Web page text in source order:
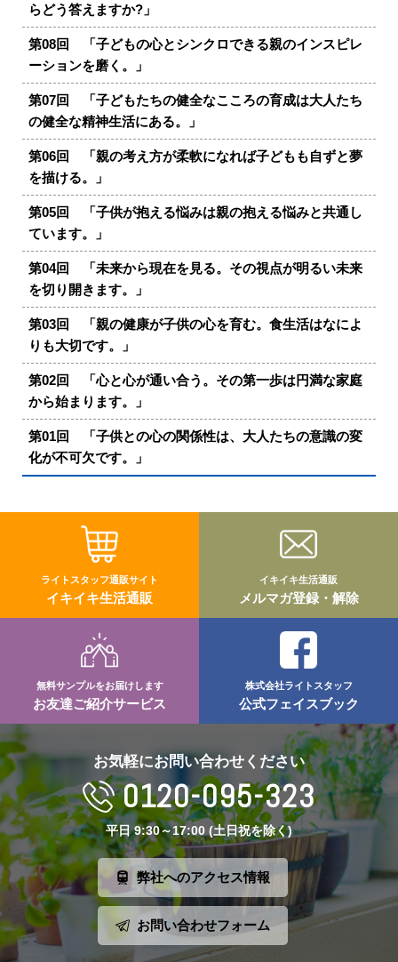
らどう答えますか?」
第08回 「子どもの心とシンクロできる親のインスピレ
ーションを磨く。」
第07回 「子どもたちの健全なこころの育成は大人たち
の健全な精神生活にある。」
第06回 「親の考え方が柔軟になれば子どもも自ずと夢
を描ける。」
第05回 「子供が抱える悩みは親の抱える悩みと共通し
ています。」
第04回 「未来から現在を見る。その視点が明るい未来
を切り開きます。」
第03回 「親の健康が子供の心を育む。食生活はなによ
りも大切です。」
第02回 「心と心が通い合う。その第一歩は円満な家庭
から始まります。」
第01回 「子供との心の関係性は、大人たちの意識の変
化が不可欠です。」
ライトスタッフ通販サイト
イキイキ生活通販
イキイキ生活通販
メルマガ登録・解除
無料サンプルをお届けします
お友達ご紹介サービス
株式会社ライトスタッフ
公式フェイスブック
お気軽にお問い合わせください
0120-095-323
平日 9:30～17:00 (土日祝を除く)
弊社へのアクセス情報
お問い合わせフォーム